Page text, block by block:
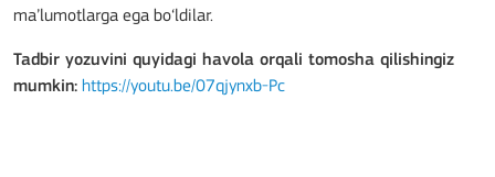
ma’lumotlarga ega bo‘ldilar.
Tadbir yozuvini quyidagi havola orqali tomosha qilishingiz
mumkin: https://youtu.be/07qjynxb-Pc